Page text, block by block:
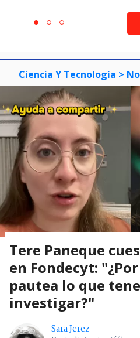
itemitemitem
Ciencia Y Tecnología >
Tere Paneque
en Fondecyt:
pautea lo que
investigar?"
Sara Jerez